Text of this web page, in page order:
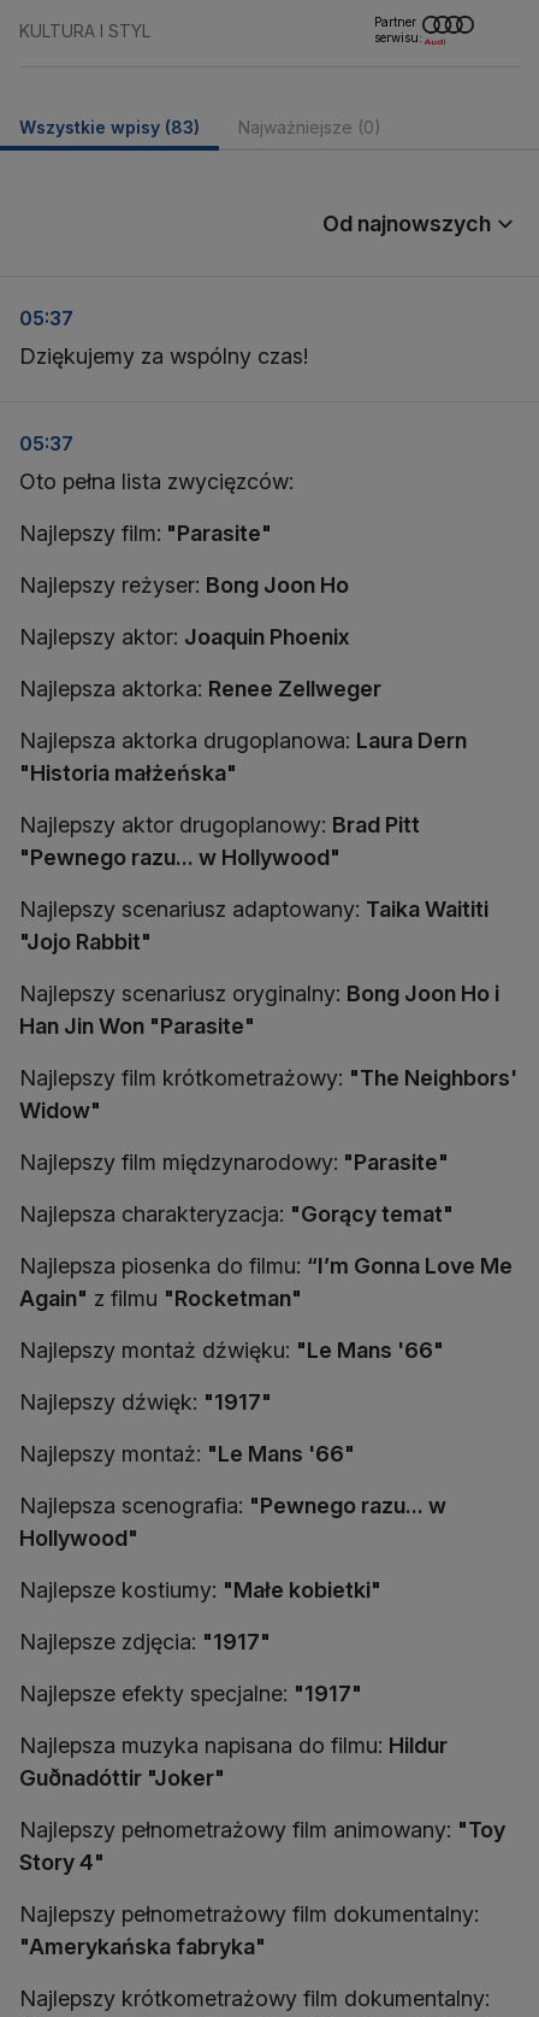
KULTURA I STYL
Partner
serwisu:
Wszystkie wpisy (83) Najważniejsze (0)
Od najnowszych
05:37
Dziękujemy za wspólny czas!
05:37
Oto pełna lista zwycięzców:
Najlepszy film: "Parasite"
Najlepszy reżyser: Bong Joon Ho
Najlepszy aktor: Joaquin Phoenix
Najlepsza aktorka: Renee Zellweger
Najlepsza aktorka drugoplanowa: Laura Dern
"Historia małżeńska"
Najlepszy aktor drugoplanowy: Brad Pitt
"Pewnego razu... w Hollywood"
Najlepszy scenariusz adaptowany: Taika Waititi
"Jojo Rabbit"
Najlepszy scenariusz oryginalny: Bong Joon Ho i
Han Jin Won "Parasite"
Najlepszy film krótkometrażowy: "The Neighbors'
Widow"
Najlepszy film międzynarodowy: "Parasite"
Najlepsza charakteryzacja: "Gorący temat"
Najlepsza piosenka do filmu: “I’m Gonna Love Me
Again" z filmu "Rocketman"
Najlepszy montaż dźwięku: "Le Mans '66"
Najlepszy dźwięk: "1917"
Najlepszy montaż: "Le Mans '66"
Najlepsza scenografia: "Pewnego razu... w
Hollywood"
Najlepsze kostiumy: "Małe kobietki"
Najlepsze zdjęcia: "1917"
Najlepsze efekty specjalne: "1917"
Najlepsza muzyka napisana do filmu: Hildur
Guðnadóttir "Joker"
Najlepszy pełnometrażowy film animowany: "Toy
Story 4"
Najlepszy pełnometrażowy film dokumentalny:
"Amerykańska fabryka"
Najlepszy krótkometrażowy film dokumentalny: